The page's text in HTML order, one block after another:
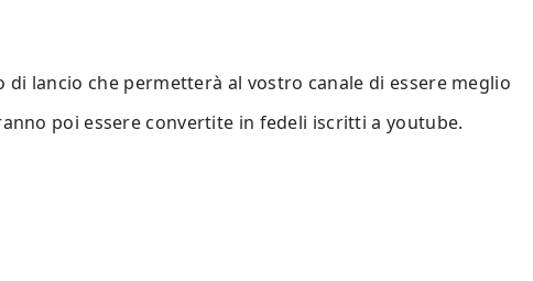
lancio che permetterà al vostro canale di essere meglio
poi essere convertite in fedeli iscritti a youtube.